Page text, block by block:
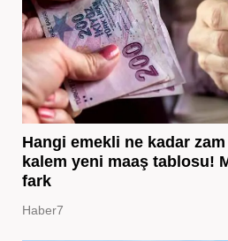
Hangi emekli ne kadar
kalem yeni maaş tablosu!
fark
Haber7